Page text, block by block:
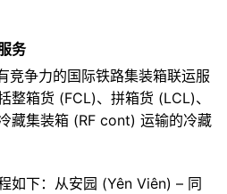
务
竞争力的国际铁路集装箱联运服
整箱货 (FCL)、拼箱货 (LCL)、
藏集装箱 (RF cont) 运输的冷藏
如下：从安园 (Yên Viên) – 同